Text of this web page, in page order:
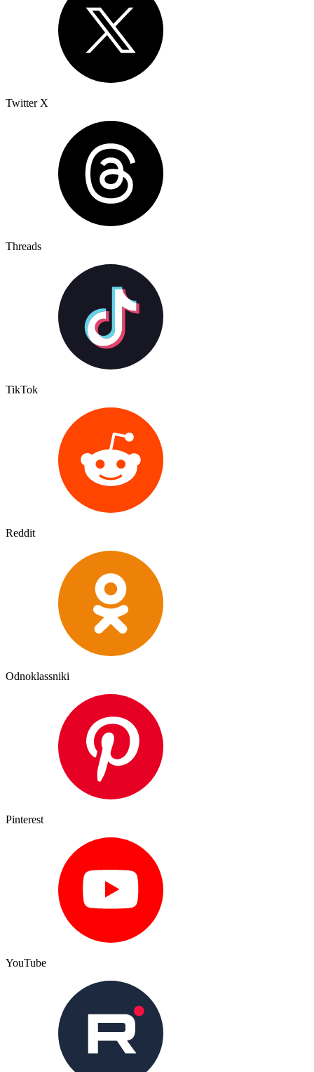
Twitter X
Threads
TikTok
Reddit
Odnoklassniki
Pinterest
YouTube